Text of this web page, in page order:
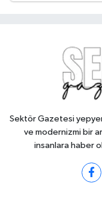
Sektör Gazetesi
ve modernizmi bir
insanlara haber